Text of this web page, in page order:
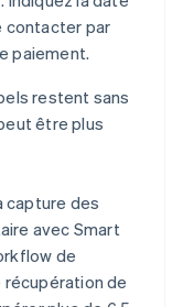
contacter par
paiement.
restent sans
être plus
capture des
avec Smart
de
de